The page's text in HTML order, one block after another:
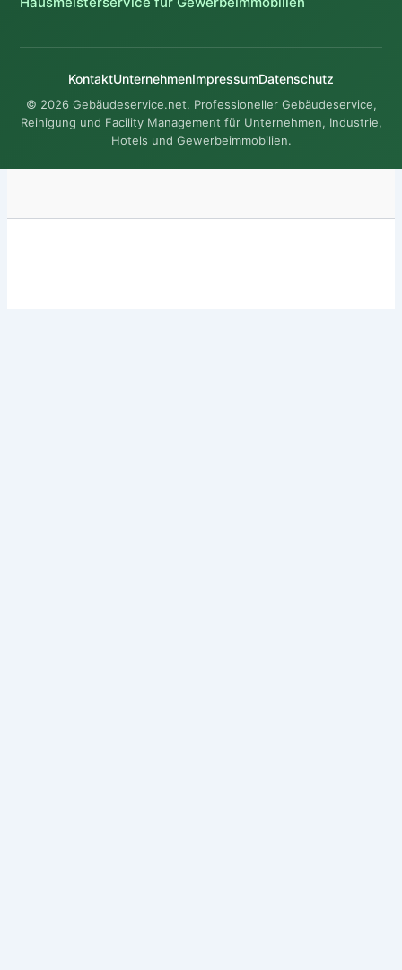
KontaktUnternehmenImpressumDatenschutz
© 2026 Gebäudeservice.net. Professioneller Gebäudeservice,
Reinigung und Facility Management für Unternehmen, Industrie,
Hotels und Gewerbeimmobilien.